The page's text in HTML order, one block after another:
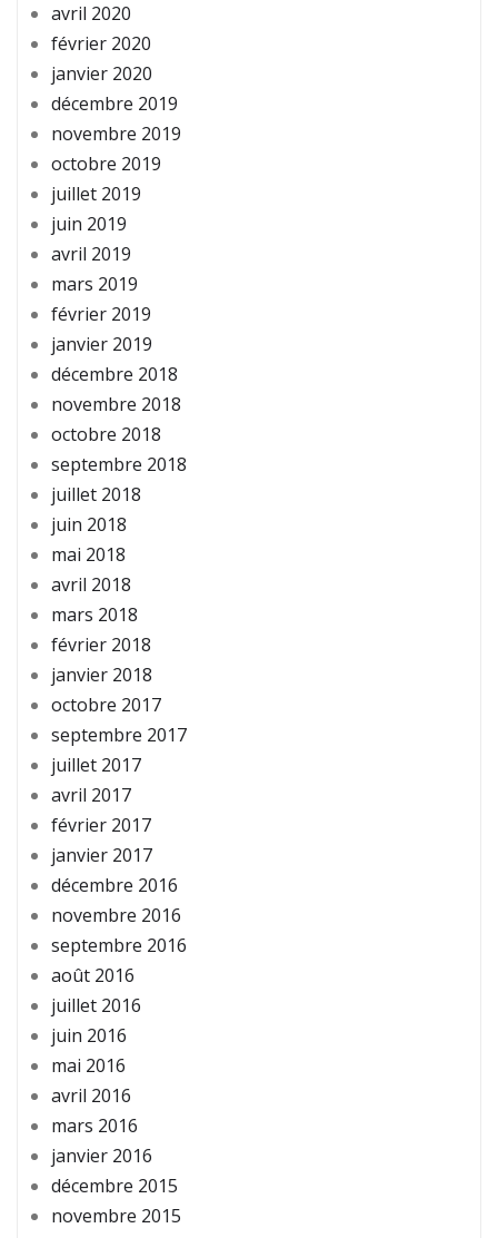
avril 2020
février 2020
janvier 2020
décembre 2019
novembre 2019
octobre 2019
juillet 2019
juin 2019
avril 2019
mars 2019
février 2019
janvier 2019
décembre 2018
novembre 2018
octobre 2018
septembre 2018
juillet 2018
juin 2018
mai 2018
avril 2018
mars 2018
février 2018
janvier 2018
octobre 2017
septembre 2017
juillet 2017
avril 2017
février 2017
janvier 2017
décembre 2016
novembre 2016
septembre 2016
août 2016
juillet 2016
juin 2016
mai 2016
avril 2016
mars 2016
janvier 2016
décembre 2015
novembre 2015